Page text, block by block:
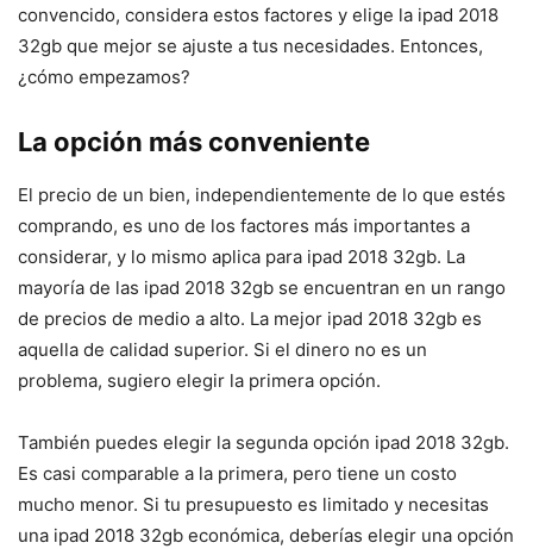
convencido, considera estos factores y elige la ipad 2018
32gb que mejor se ajuste a tus necesidades. Entonces,
¿cómo empezamos?
La opción más conveniente
El precio de un bien, independientemente de lo que estés
comprando, es uno de los factores más importantes a
considerar, y lo mismo aplica para ipad 2018 32gb. La
mayoría de las ipad 2018 32gb se encuentran en un rango
de precios de medio a alto. La mejor ipad 2018 32gb es
aquella de calidad superior. Si el dinero no es un
problema, sugiero elegir la primera opción.
También puedes elegir la segunda opción ipad 2018 32gb.
Es casi comparable a la primera, pero tiene un costo
mucho menor. Si tu presupuesto es limitado y necesitas
una ipad 2018 32gb económica, deberías elegir una opción